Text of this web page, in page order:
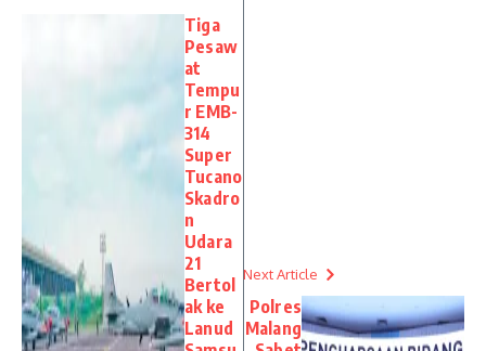
Tiga
Pesaw
at
Tempu
r EMB-
314
Super
Tucano
Skadro
n
Udara
21
Bertol
ak ke
Lanud
Next Article
Polres
Malang